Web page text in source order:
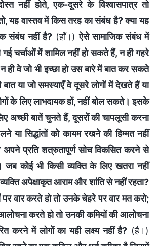
नहीं होते, एक-दूसरे के विश्वासपात्र तो
यह वास्तव में किस तरह का संबंध है? क्या यह
संबंध नहीं है? (हाँ।)ऐसे सामाजिक संबंध में
चर्चाओं में शामिल नहीं हो सकते हैं, न ही गहरे
वे जो भी इच्छा हो उस बारे में बात कर सकते
या जो समस्याएँ वे दूसरे लोगों में देखते हैं या
के लिए लाभदायक हों, नहीं बोल सकते। इसके
अच्छी बातें चुनते हैं, दूसरों की चापलूसी करना
या सिद्धांतों को कायम रखने की हिम्मत नहीं
प्रति शत्रुतापूर्ण सोच विकसित करने से
जब कोई भी किसी व्यक्ति के लिए खतरा नहीं
अपेक्षाकृत आराम और शांति से नहीं रहता?
पर वार करते हो तो उनके चेहरे पर वार मत करो;
करते हो तो उनकी कमियों की आलोचना
करने में लोगों का यही लक्ष्य नहीं है? (है।)